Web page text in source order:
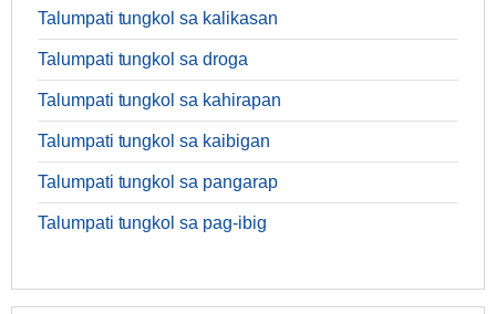
Talumpati tungkol sa kalikasan
Talumpati tungkol sa droga
Talumpati tungkol sa kahirapan
Talumpati tungkol sa kaibigan
Talumpati tungkol sa pangarap
Talumpati tungkol sa pag-ibig